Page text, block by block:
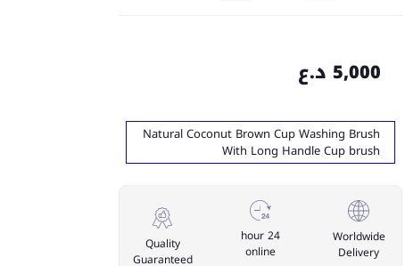
5,000 د.ع
Natural Coconut Brown Cup Washing Brush
With Long Handle Cup brush
Worldwide
Delivery
24 hour
online
Quality
Guaranteed